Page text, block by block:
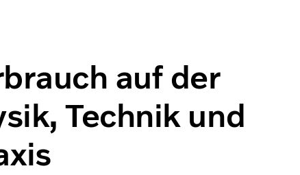
auf der
Technik und